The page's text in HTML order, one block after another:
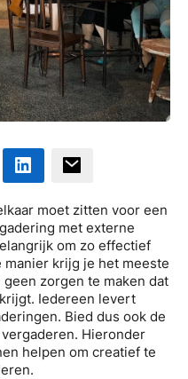
moet zitten voor een
met externe
om zo effectief
krijg je het meeste
zorgen te maken dat
Iedereen levert
Bied dus ook de
Hieronder
helpen om creatief te